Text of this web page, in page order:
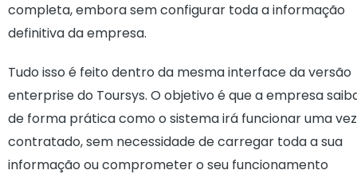
completa, embora sem configurar toda a informação
definitiva da empresa.
Tudo isso é feito dentro da mesma interface da versão
enterprise do Toursys. O objetivo é que a empresa
de forma prática como o sistema irá funcionar uma vez
contratado, sem necessidade de carregar toda a sua
informação ou comprometer o seu funcionamento